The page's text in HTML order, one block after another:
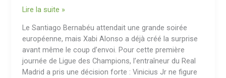
dans
onze
de
départ
Lire la suite »
Le Santiago Bernabéu attendait une grande soirée
européenne, mais Xabi Alonso a déjà créé la surprise
avant même le coup d’envoi. Pour cette première
journée de Ligue des Champions, l’entraîneur du Real
Madrid a pris une décision forte : Vinicius Jr ne figure